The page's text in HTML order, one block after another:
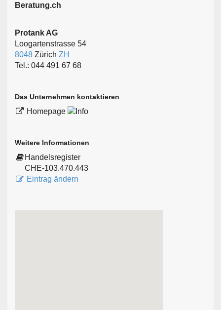
Beratung.ch
Protank AG
Loogartenstrasse 54
8048 Zürich ZH
Tel.: 044 491 67 68
Das Unternehmen kontaktieren
Homepage
Weitere Informationen
Handelsregister
CHE-103.470.443
Eintrag ändern